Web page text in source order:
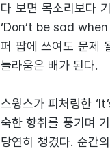
다 보면 목소리보다
‘Don’t be sad when
퍼 팝에 쓰여도 문제
놀라움은 배가 된다.
스윙스가 피처링한
숙한 향취를 풍기며
당연히 챙겼다. 순간